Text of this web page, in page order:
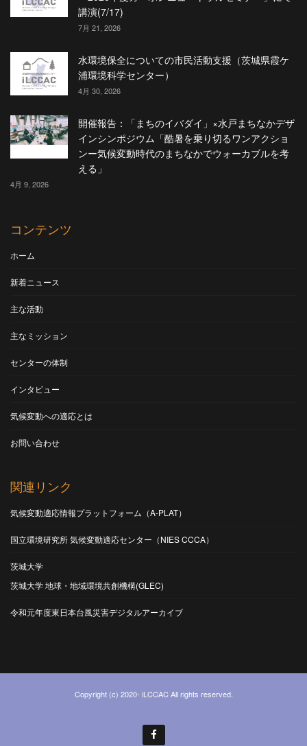
講演(7/17)
7月 21, 2026
水環境保全についての市民活動支援（茨城県霞ケ
浦環境科学センター）
4月 30, 2026
開催報告：「まちのイバダイ」×水戸まちなかデザ
インシンポジウム「酷暑を乗り切るワンアクショ
ンー気候変動時代のまちなかでウォーカブルを考
える」
4月 9, 2026
コンテンツ
ホーム
新着ニュース
主な活動
主なミッション
センターの体制
インタビュー
気候変動への適応とは
お問い合わせ
関連リンク
気候変動適応情報プラットフォーム（A-PLAT）
国立環境研究所 気候変動適応センター（NIES CCCA）
茨城大学
茨城大学 地球・地域環境共創機構(GLEC)
令和元年度東日本台風災害デジタルアーカイブ
Copyright (c) 2020- iLCCAC All rights reserved.